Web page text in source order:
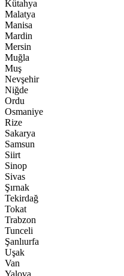
Kütahya
Malatya
Manisa
Mardin
Mersin
Muğla
Muş
Nevşehir
Niğde
Ordu
Osmaniye
Rize
Sakarya
Samsun
Siirt
Sinop
Sivas
Şırnak
Tekirdağ
Tokat
Trabzon
Tunceli
Şanlıurfa
Uşak
Van
Yalova